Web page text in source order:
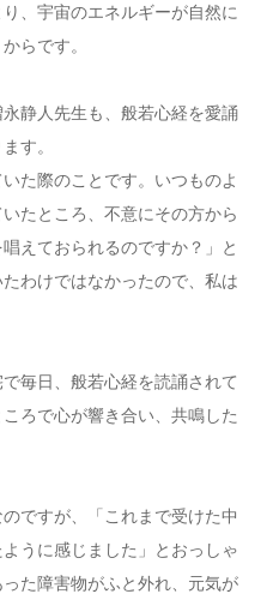
、宇宙のエネルギーが自然に
らです。
静人先生も、 般若心経を愛誦
す。
た際のことです。 いつものよ
たところ、 不意にその方から
えておられるのですか？」と
わけではなかったので、私は
毎日、 般若心経を読誦されて
ろで心が響き合い、共鳴した
ですが、「これまで受けた中
うに感じました」
とおっしゃ
た障害物がふと外れ、 元気が